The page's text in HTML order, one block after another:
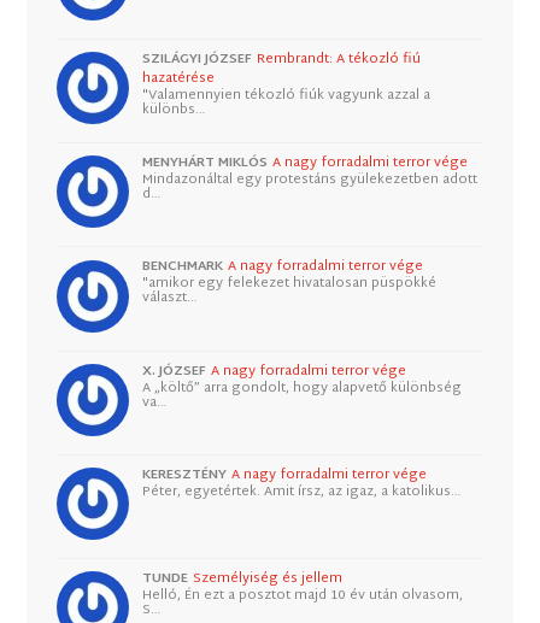
SZILÁGYI JÓZSEF Rembrandt: A tékozló fiú
hazatérése
"Valamennyien tékozló fiúk vagyunk azzal a
különbs…
MENYHÁRT MIKLÓS A nagy forradalmi terror vége
Mindazonáltal egy protestáns gyülekezetben adott
d…
BENCHMARK A nagy forradalmi terror vége
"amikor egy felekezet hivatalosan püspökké
választ…
X. JÓZSEF A nagy forradalmi terror vége
A „költő” arra gondolt, hogy alapvető különbség
va…
KERESZTÉNY A nagy forradalmi terror vége
Péter, egyetértek. Amit írsz, az igaz, a katolikus…
TUNDE Személyiség és jellem
Helló, Én ezt a posztot majd 10 év után olvasom,
S…